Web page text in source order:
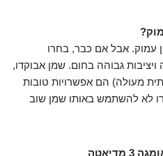
עמוק. אבל אם כבר, בחרו
גבוהה בחום. שמן אבוקדו,
מעולה) הם אפשרויות טובות
לא להשתמש באותו שמן שוב
ש: האם אפשר לקבל מספיק אומגה 3 מדיאטה